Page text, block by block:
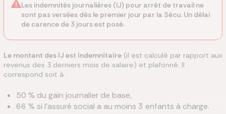
Les indemnités journalières (IJ) pour arrêt de travail ne
sont pas versées dès le premier jour par la Sécu. Un délai
de carence de 3 jours est posé.
Le montant des IJ est indemnitaire (il est calculé par rapport aux
revenus des 3 derniers mois de salaire) et plafonné. Il
correspond soit à :
50 % du gain journalier de base,
66 % si l’assuré social a au moins 3 enfants à charge.